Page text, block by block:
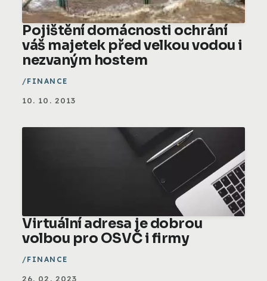
Pojištění domácnosti ochrání
váš majetek před velkou vodou i
nezvaným hostem
FINANCE
10. 10. 2013
Virtuální adresa je dobrou
volbou pro OSVČ i firmy
FINANCE
26. 02. 2023